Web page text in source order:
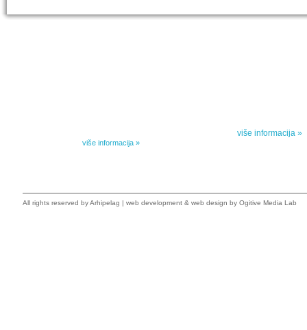
više informacija »
više informacija »
All rights reserved byArhipelag | web development & web design by Ogitive Media Lab